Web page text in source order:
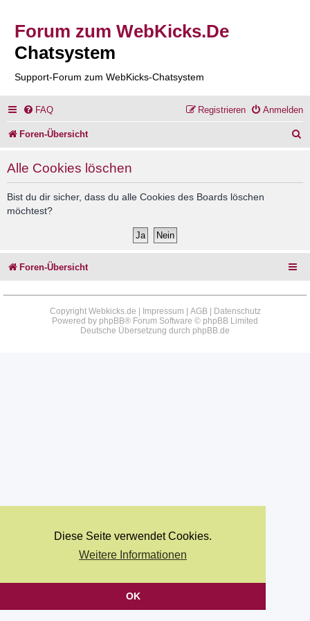
Diese Seite verwendet Cookies.
Weitere Informationen
OK
Forum zum WebKicks.De
Chatsystem
Support-Forum zum WebKicks-Chatsystem
FAQ Anmelden
Registrieren
Foren-Übersicht
Alle Cookies löschen
Bist du dir sicher, dass du alle Cookies des Boards löschen
möchtest?
Foren-Übersicht
Copyright Webkicks.de | Impressum AGB|
Datenschutz
Powered by phpBB® Forum Software © phpBB Limited
Deutsche Übersetzung durch phpBB.de